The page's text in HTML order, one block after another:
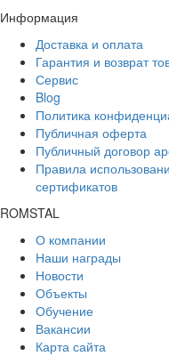
Информация
Доставка и оплата
Гарантия и возврат
Сервис
Blog
Политика
Публичная оферта
Публичный договор
Правила
сертификатов
ROMSTAL
О компании
Наши награды
Новости
Объекты
Обучение
Вакансии
Карта сайта